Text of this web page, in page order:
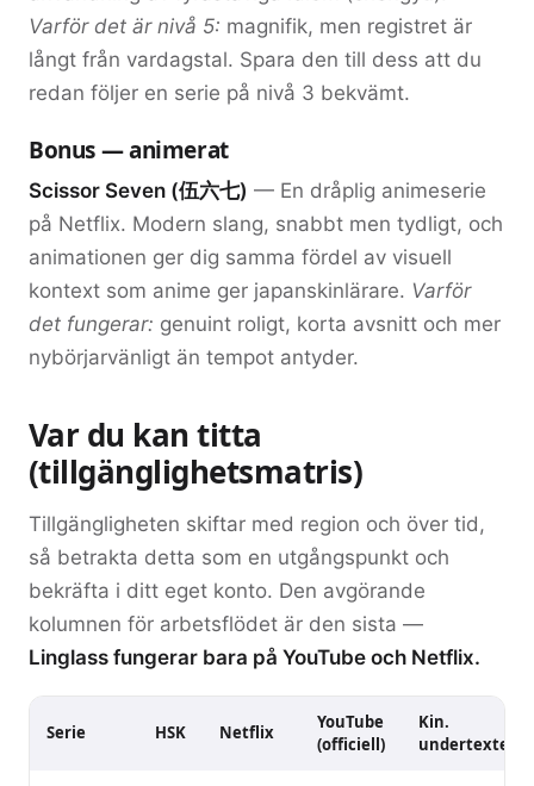
Varför det är nivå 5: magnifik, men registret är
långt från vardagstal. Spara den till dess att du
redan följer en serie på nivå 3 bekvämt.
Bonus — animerat
Scissor Seven (伍六七) — En dråplig animeserie
på Netflix. Modern slang, snabbt men tydligt, och
animationen ger dig samma fördel av visuell
kontext som anime ger japanskinlärare. Varför
det fungerar: genuint roligt, korta avsnitt och mer
nybörjarvänligt än tempot antyder.
Var du kan titta
(tillgänglighetsmatris)
Tillgängligheten skiftar med region och över tid,
så betrakta detta som en utgångspunkt och
bekräfta i ditt eget konto. Den avgörande
kolumnen för arbetsflödet är den sista —
Linglass fungerar bara på YouTube och Netflix.
Serie HSK Netflix
YouTube
(officiell)
Kin.
undertexter